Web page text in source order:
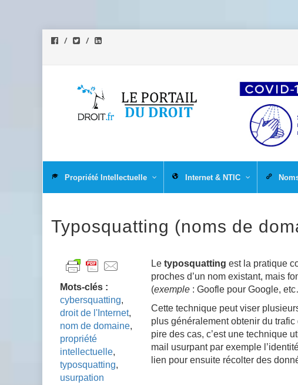
contenu
Propriété Intellectuelle Internet & NTIC
Typosquatting (noms de
Mots-clés :
cybersquatting,
droit de l'Internet,
nom de domaine,
propriété
intellectuelle,
typosquatting,
usurpation
Le typosquatting est la pratique
proches d’un nom existant, mais
(exemple: Goofle pour Google,
Cette technique peut viser
plus généralement obtenir du
pire des cas, c’est une technique
mail usurpant par exemple
lien pour ensuite récolter des